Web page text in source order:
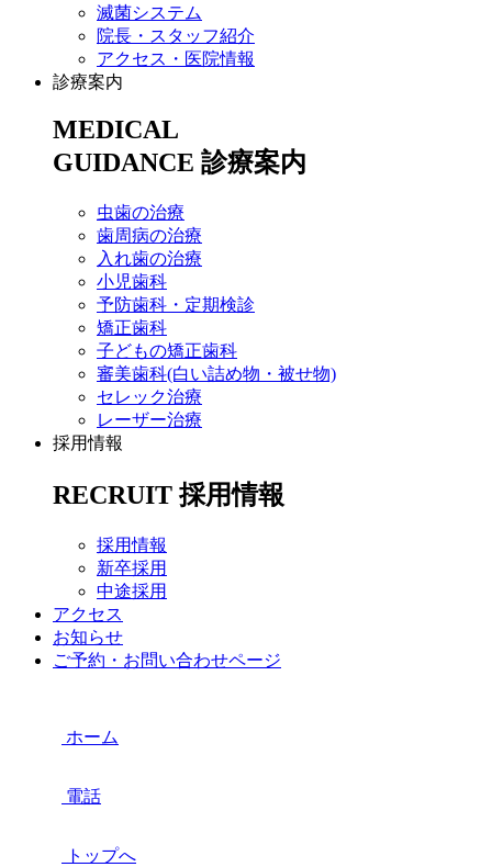
滅菌システム
院長・スタッフ紹介
アクセス・医院情報
診療案内
MEDICAL
GUIDANCE 診療案内
虫歯の治療
歯周病の治療
入れ歯の治療
小児歯科
予防歯科・定期検診
矯正歯科
子どもの矯正歯科
審美歯科(白い詰め物・被せ物)
セレック治療
レーザー治療
採用情報
RECRUIT 採用情報
採用情報
新卒採用
中途採用
アクセス
お知らせ
ご予約・お問い合わせページ
ホーム
電話
トップへ